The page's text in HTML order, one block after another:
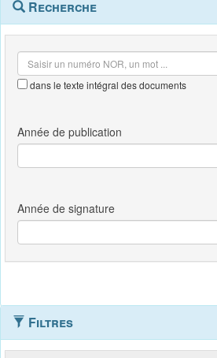
outils
contextuel
Recherche
dans le texte intégral des documents
Filtres